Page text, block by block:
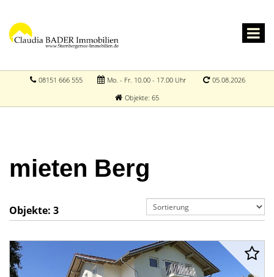
08151 666 555 Mo. - Fr. 10.00 - 17.00 Uhr
05.08.2026
Objekte: 65
mieten Berg
Objekte: 3